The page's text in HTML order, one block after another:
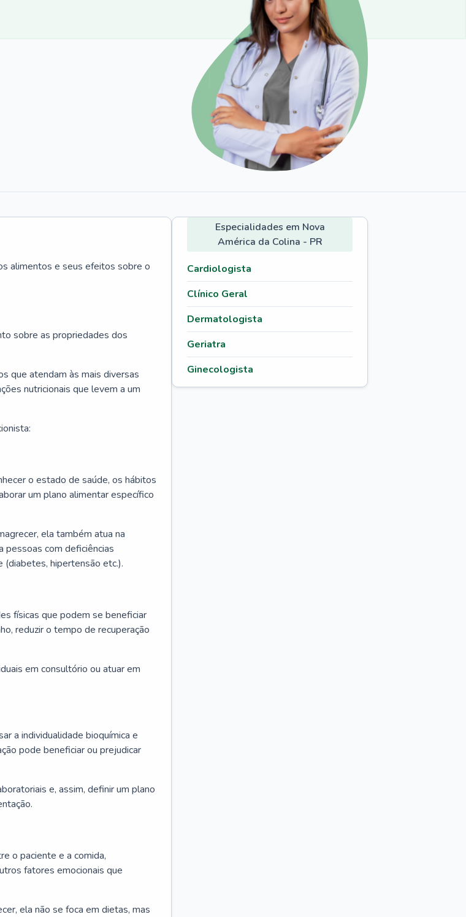
alimentos e seus efeitos sobre o
sobre as propriedades dos
que atendam às mais diversas
nutricionais que levem a um
o estado de saúde, os hábitos
um plano alimentar específico
ela também atua na
pessoas com deficiências
(diabetes, hipertensão etc.).
físicas que podem se beneficiar
reduzir o tempo de recuperação
em consultório ou atuar em
a individualidade bioquímica e
pode beneficiar ou prejudicar
e, assim, definir um plano
o paciente e a comida,
fatores emocionais que
ela não se foca em dietas, mas
Especialidades em Nova
América da Colina - PR
Cardiologista
Clínico Geral
Dermatologista
Geriatra
Ginecologista